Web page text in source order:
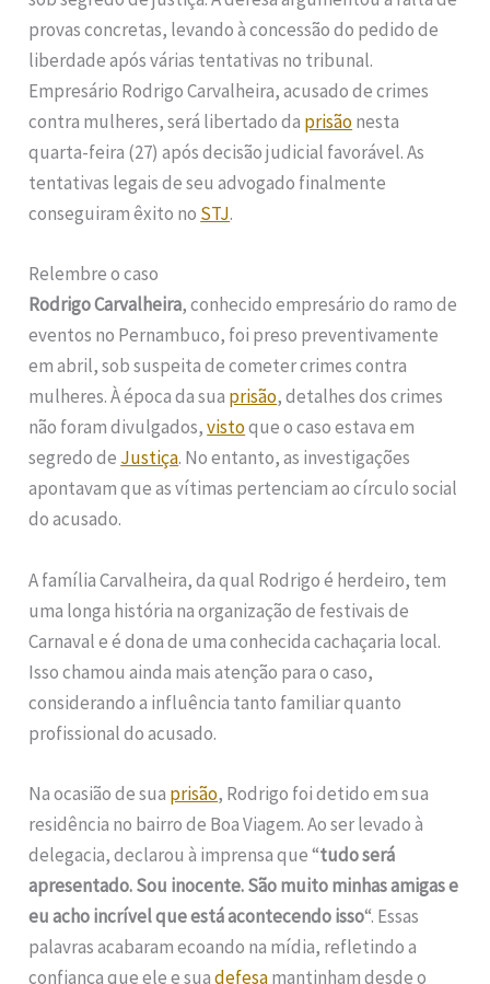
provas concretas, levando à concessão do pedido de
liberdade após várias tentativas no tribunal.
Empresário Rodrigo Carvalheira, acusado de crimes
contra mulheres, será libertado da prisãonesta
quarta-feira (27) após decisão judicial favorável. As
tentativas legais de seu advogado finalmente
conseguiram êxito no STJ.
Relembre o caso
Rodrigo Carvalheira, conhecido empresário do ramo de
eventos no Pernambuco, foi preso preventivamente
em abril, sob suspeita de cometer crimes contra
mulheres. À época da sua prisão, detalhes dos crimes
não foram divulgados,vistoque o caso estava em
segredo de Justiça. No entanto, as investigações
apontavam que as vítimas pertenciam ao círculo social
do acusado.
A família Carvalheira, da qual Rodrigo é herdeiro, tem
uma longa história na organização de festivais de
Carnaval e é dona de uma conhecida cachaçaria local.
Isso chamou ainda mais atenção para o caso,
considerando a influência tanto familiar quanto
profissional do acusado.
Na ocasião de sua prisão, Rodrigo foi detido em sua
residência no bairro de Boa Viagem. Ao ser levado à
delegacia, declarou à imprensa que “tudo será
apresentado. Sou inocente. São muito minhas amigas e
eu acho incrível que está acontecendo isso“. Essas
palavras acabaram ecoando na mídia, refletindo a
confiança que ele e suadefesamantinham desde o